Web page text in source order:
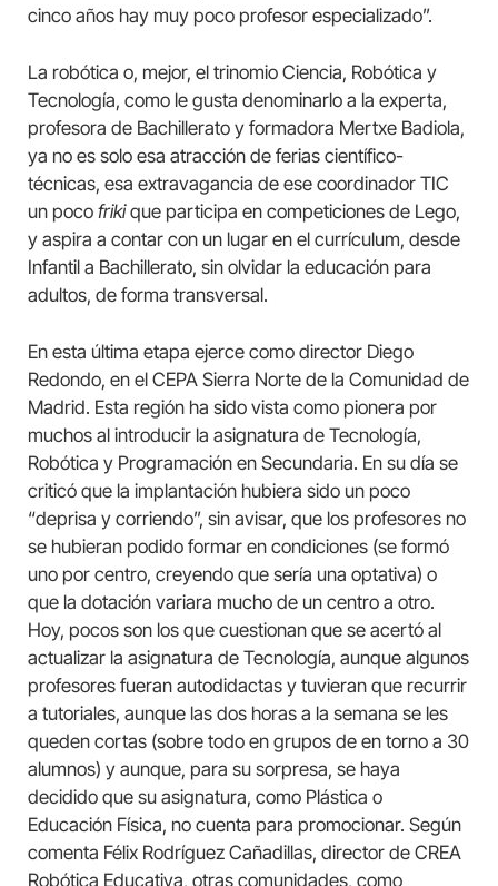
cinco años hay muy poco profesor especializado”.
La robótica o, mejor, el trinomio Ciencia, Robótica y
Tecnología, como le gusta denominarlo a la experta,
profesora de Bachillerato y formadora Mertxe Badiola,
ya no es solo esa atracción de ferias científico-
técnicas, esa extravagancia de ese coordinador TIC
un poco frikique participa en competiciones de Lego,
y aspira a contar con un lugar en el currículum, desde
Infantil a Bachillerato, sin olvidar la educación para
adultos, de forma transversal.
En esta última etapa ejerce como director Diego
Redondo, en el CEPA Sierra Norte de la Comunidad de
Madrid. Esta región ha sido vista como pionera por
muchos al introducir la asignatura de Tecnología,
Robótica y Programación en Secundaria. En su día se
criticó que la implantación hubiera sido un poco
“deprisa y corriendo”, sin avisar, que los profesores no
se hubieran podido formar en condiciones (se formó
uno por centro, creyendo que sería una optativa) o
que la dotación variara mucho de un centro a otro.
Hoy, pocos son los que cuestionan que se acertó al
actualizar la asignatura de Tecnología, aunque algunos
profesores fueran autodidactas y tuvieran que recurrir
a tutoriales, aunque las dos horas a la semana se les
queden cortas (sobre todo en grupos de en torno a 30
alumnos) y aunque, para su sorpresa, se haya
decidido que su asignatura, como Plástica o
Educación Física, no cuenta para promocionar. Según
comenta Félix Rodríguez Cañadillas, director de CREA
Robótica Educativa, otras comunidades, como